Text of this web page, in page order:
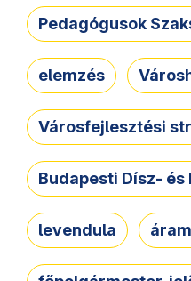
Pedagógusok
elemzés
Városfejlesztési
Budapesti Dísz-
levendula